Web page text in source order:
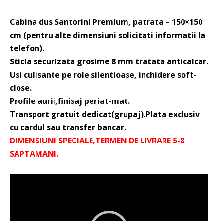
Cabina dus Santorini Premium, patrata – 150×150
cm (pentru alte dimensiuni solicitati informatii la
telefon).
Sticla securizata grosime 8 mm tratata anticalcar.
Usi culisante pe role silentioase, inchidere soft-
close.
Profile aurii,finisaj periat-mat.
Transport gratuit dedicat(grupaj).Plata exclusiv
cu cardul sau transfer bancar.
DIMENSIUNI SPECIALE,TERMEN DE LIVRARE 5-8
SAPTAMANI.